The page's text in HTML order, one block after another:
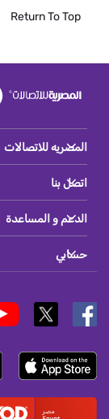
Return To Top
المصريه للاتصالات
اتصل بنا
الدعم و المساعدة
حسابي